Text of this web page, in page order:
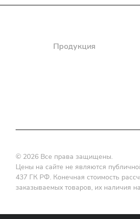
Продукция
© 2026 Все права защищены.
Цены на сайте не являются
437 ГК РФ. Конечная стоимость
заказываемых товаров, их наличия